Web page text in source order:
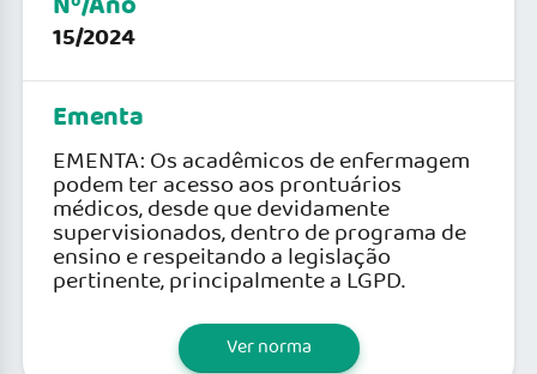
15/2024
Ementa
EMENTA: Os acadêmicos de enfermagem
podem ter acesso aos prontuários
médicos, desde que devidamente
supervisionados, dentro de programa de
ensino e respeitando a legislação
pertinente, principalmente a LGPD.
Ver norma